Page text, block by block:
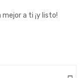
a ti ¡y listo!